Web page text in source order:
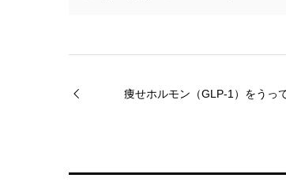
痩せホルモン（GLP-1）をうっ